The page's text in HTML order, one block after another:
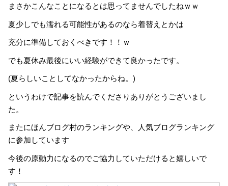
まさかこんなことになるとは思ってませんでしたねｗｗ
夏少しでも濡れる可能性があるのなら着替えとかは
充分に準備しておくべきです！！ｗ
でも夏休み最後にいい経験ができて良かったです。
(夏らしいことしてなかったからね。)
というわけで記事を読んでくださりありがとうございまし
た。
またにほんブログ村のランキングや、人気ブログランキング
に参加しています
今後の原動力になるのでご協力していただけると嬉しいで
す！